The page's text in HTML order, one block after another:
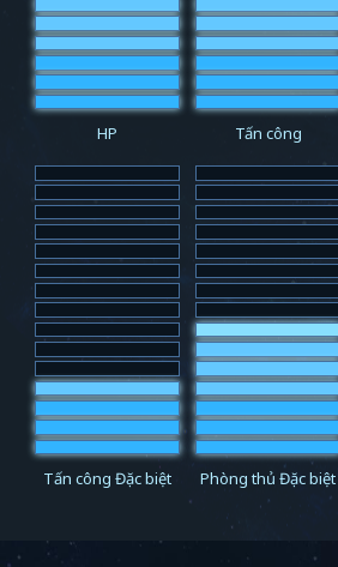
HP Tấn công
Tấn công Đặc biệt Phòng thủ Đặc biệt